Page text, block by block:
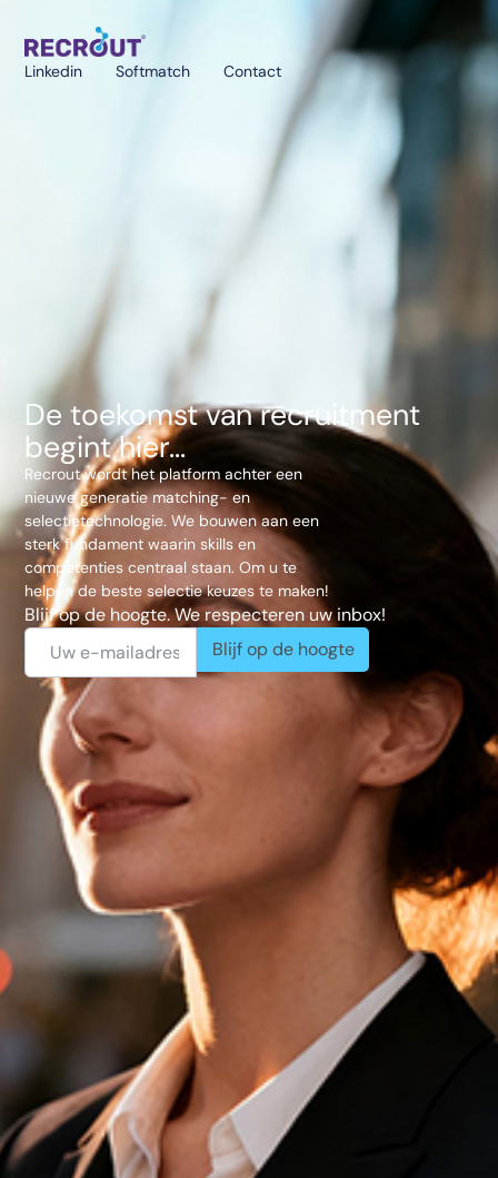
Linkedin Softmatch Contact
De toekomst van recruitment
begint hier...
Recrout wordt het platform achter een
nieuwe generatie matching- en
selectietechnologie. We bouwen aan een
sterk fundament waarin skills en
competenties centraal staan. Om u te
helpen de beste selectie keuzes te maken!
Blijf op de hoogte. We respecteren uw inbox!
Blijf op de hoogte